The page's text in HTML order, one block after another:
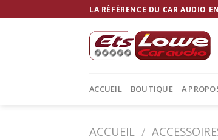
to
LA RÉFÉRENCE DU CAR AUDIO
ACCUEIL BOUTIQUE A
ACCUEIL /